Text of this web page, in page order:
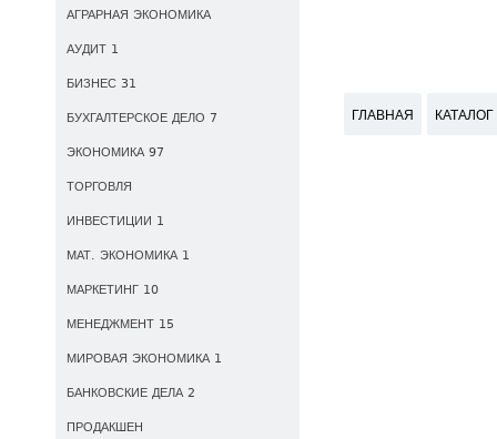
АГРАРНАЯ ЭКОНОМИКА
АУДИТ 1
БИЗНЕС 31
БУХГАЛТЕРСКОЕ ДЕЛО 7
ЭКОНОМИКА 97
ТОРГОВЛЯ
ИНВЕСТИЦИИ 1
МАТ. ЭКОНОМИКА 1
МАРКЕТИНГ 10
МЕНЕДЖМЕНТ 15
МИРОВАЯ ЭКОНОМИКА 1
БАНКОВСКИЕ ДЕЛА 2
ПРОДАКШЕН
ГЛАВНАЯ